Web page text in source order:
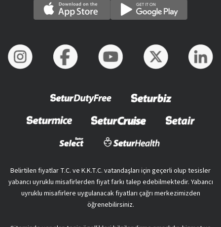
Belirtilen fiyatlar T.C. ve K.K.T.C. vatandaşları için geçerli olup tesisler
yabancı uyruklu misafirlerden fiyat farkı talep edebilmektedir. Yabancı
uyruklu misafirlere uygulanacak fiyatları çağrı merkezimizden
öğrenebilirsiniz.